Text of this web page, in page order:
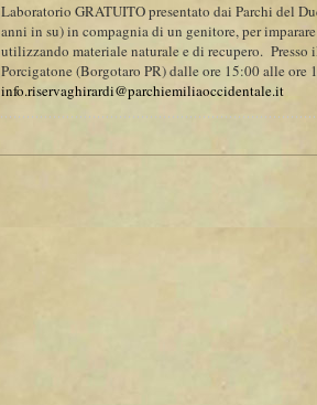
Laboratorio GRATUITO presentato dai Parchi del
anni in su) in compagnia di un genitore, per
utilizzando materiale naturale e di recupero.
Porcigatone (Borgotaro PR) dalle ore 15:00 alle
info.riservaghirardi@parchiemiliaoccidentale.it